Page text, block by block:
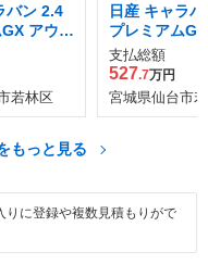
バン 2.4
アウト
エディ
ボディ
4WD
若林区
日産 キャラ
プレミアム
ドア ブラッ
ション ロン
ディーゼルT
支払総額
527.7万円
宮城県仙台市
もっと見る
りに登録や複数見積もりがで